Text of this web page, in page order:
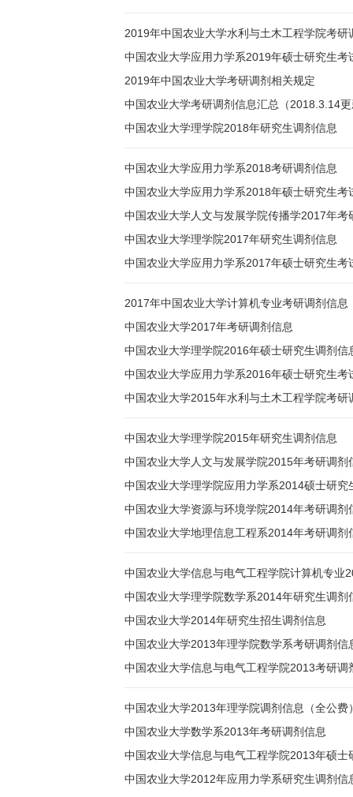
2019年中国农业大学水利与土木工程学院考研
中国农业大学应用力学系2019年硕士研究生考
2019年中国农业大学考研调剂相关规定
中国农业大学考研调剂信息汇总（2018.3.14
中国农业大学理学院2018年研究生调剂信息
中国农业大学应用力学系2018考研调剂信息
中国农业大学应用力学系2018年硕士研究生考
中国农业大学人文与发展学院传播学2017年考
中国农业大学理学院2017年研究生调剂信息
中国农业大学应用力学系2017年硕士研究生考
2017年中国农业大学计算机专业考研调剂信息
中国农业大学2017年考研调剂信息
中国农业大学理学院2016年硕士研究生调剂信
中国农业大学应用力学系2016年硕士研究生考
中国农业大学2015年水利与土木工程学院考研
中国农业大学理学院2015年研究生调剂信息
中国农业大学人文与发展学院2015年考研调剂
中国农业大学理学院应用力学系2014硕士研究
中国农业大学资源与环境学院2014年考研调剂
中国农业大学地理信息工程系2014年考研调剂
中国农业大学信息与电气工程学院计算机专业
中国农业大学理学院数学系2014年研究生调剂
中国农业大学2014年研究生招生调剂信息
中国农业大学2013年理学院数学系考研调剂信
中国农业大学信息与电气工程学院2013考研调
中国农业大学2013年理学院调剂信息（全公费
中国农业大学数学系2013年考研调剂信息
中国农业大学信息与电气工程学院2013年硕士
中国农业大学2012年应用力学系研究生调剂信